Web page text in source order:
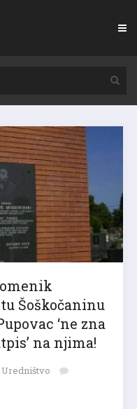
Šoškočaninu
‘ne zna
na njima!
Uredništvo